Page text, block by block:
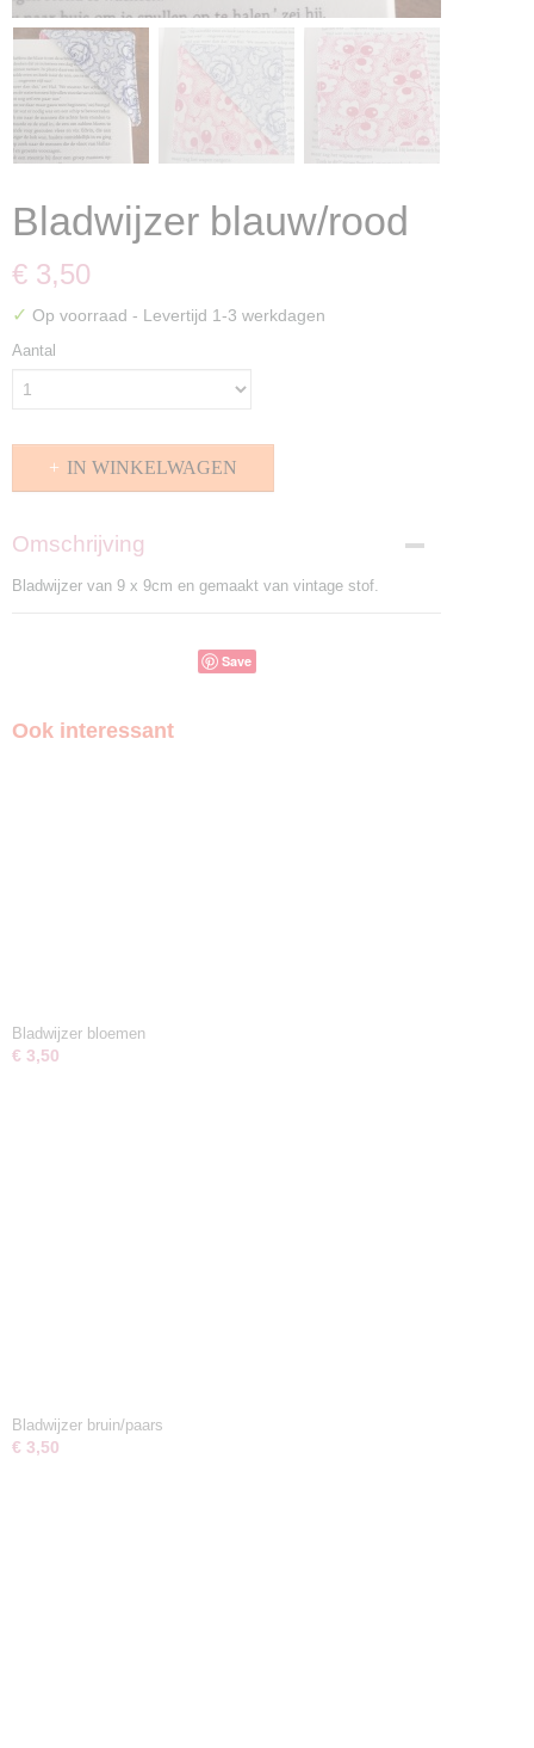
Bladwijzer blauw/rood
€ 3,50
✓ Op voorraad - Levertijd 1-3 werkdagen
Aantal
IN WINKELWAGEN
Omschrijving
Bladwijzer van 9 x 9cm en gemaakt van vintage stof.
Save
Ook interessant
Bladwijzer bloemen
€ 3,50
Bladwijzer bruin/paars
€ 3,50